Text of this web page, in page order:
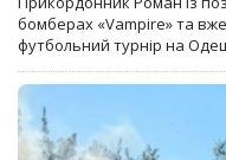
бомберах «Vampire» та вже
футбольний турнір на